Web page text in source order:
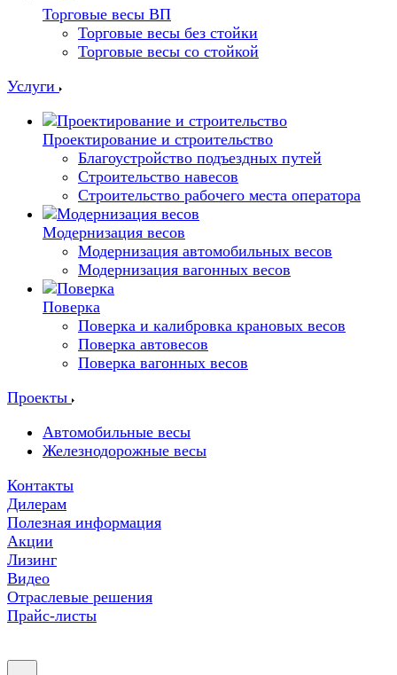
Торговые весы ВП
Торговые весы без стойки
Торговые весы со стойкой
Услуги
Проектирование и строительство
Благоустройство подъездных путей
Строительство навесов
Строительство рабочего места оператора
Модернизация весов
Модернизация автомобильных весов
Модернизация вагонных весов
Поверка
Поверка и калибровка крановых весов
Поверка автовесов
Поверка вагонных весов
Проекты
Автомобильные весы
Железнодорожные весы
Контакты
Дилерам
Полезная информация
Акции
Лизинг
Видео
Отраслевые решения
Прайс-листы